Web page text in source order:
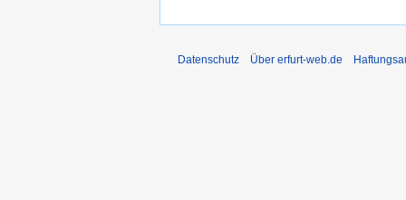
Datenschutz Über erfurt-web.de